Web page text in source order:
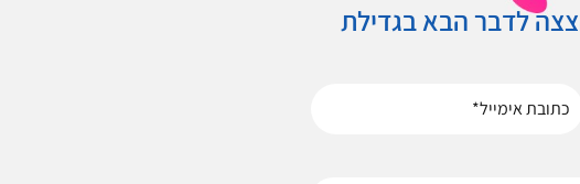
לדבר הבא בגדילת